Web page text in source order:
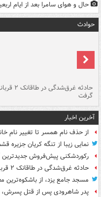
حال و هوای سامرا بعد از ایام
حوادث
حادثه غرق‌شدگی در
گرفت
آخرین اخبار
از حذف نام همسر تا تغییر نام
نمایی زیبا از تنگه کریان جزیره
رکوردشکنی پیش‌فروش
حادثه غرق‌شدگی در طاقانک ۲ قربانی گرفت
مسجد جامع یزد، از باشکوه‌ترین
پدر شاهرودی پس از قتل پسرش،